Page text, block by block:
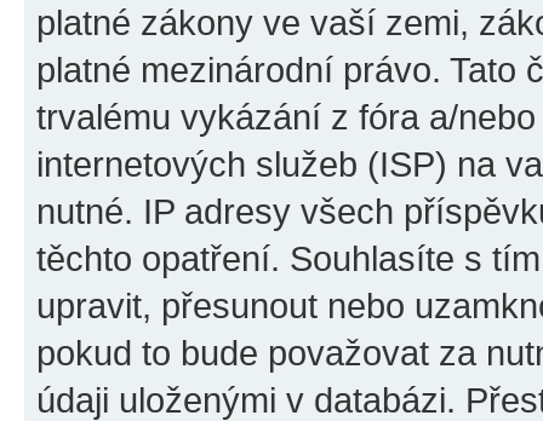
platné zákony ve vaší zemi,
platné mezinárodní právo. Tato
trvalému vykázání z fóra a/
internetových služeb (ISP) na
nutné. IP adresy všech
těchto opatření. Souhlasíte s
upravit, přesunout nebo
pokud to bude považovat za
údaji uloženými v databázi.